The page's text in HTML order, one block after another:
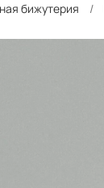
бижутерия